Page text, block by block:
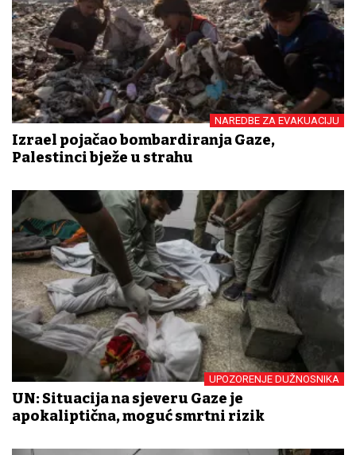
NAREDBE ZA EVAKUACIJU
Izrael pojačao bombardiranja Gaze,
Palestinci bježe u strahu
UPOZORENJE DUŽNOSNIKA
UN: Situacija na sjeveru Gaze je
apokaliptična, moguć smrtni rizik